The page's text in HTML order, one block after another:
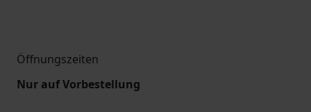
Öffnungszeiten
Nur auf Vorbestellung